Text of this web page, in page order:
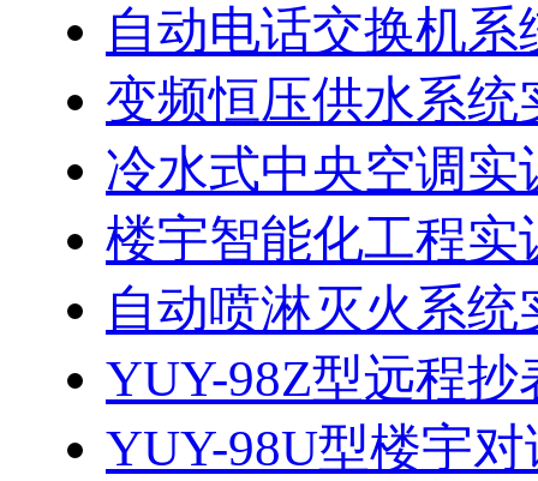
自动电话交换机
变频恒压供水系统
冷水式中央空调实
楼宇智能化工程实
自动喷淋灭火系统
YUY-98Z型远程
YUY-98U型楼宇